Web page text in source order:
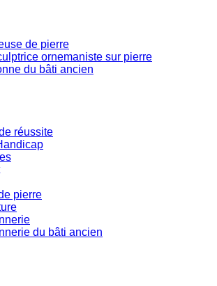
de pierre
ornemaniste sur pierre
du bâti ancien
réussite
pierre
du bâti ancien